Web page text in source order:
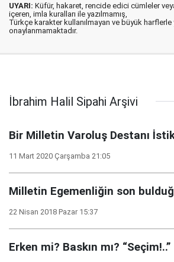
UYARI: Küfür, hakaret, rencide edici cümleler
içeren, imla kuralları ile yazılmamış,
Türkçe karakter kullanılmayan ve büyük harflerle
onaylanmamaktadır.
İbrahim Halil Sipahi Arşivi
Bir Milletin Varoluş Destanı
11 Mart 2020 Çarşamba 21:05
Milletin Egemenliğin son
22 Nisan 2018 Pazar 15:37
Erken mi? Baskın mı? “Seçim!..”